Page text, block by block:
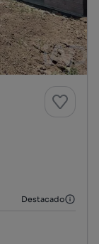
Destacado